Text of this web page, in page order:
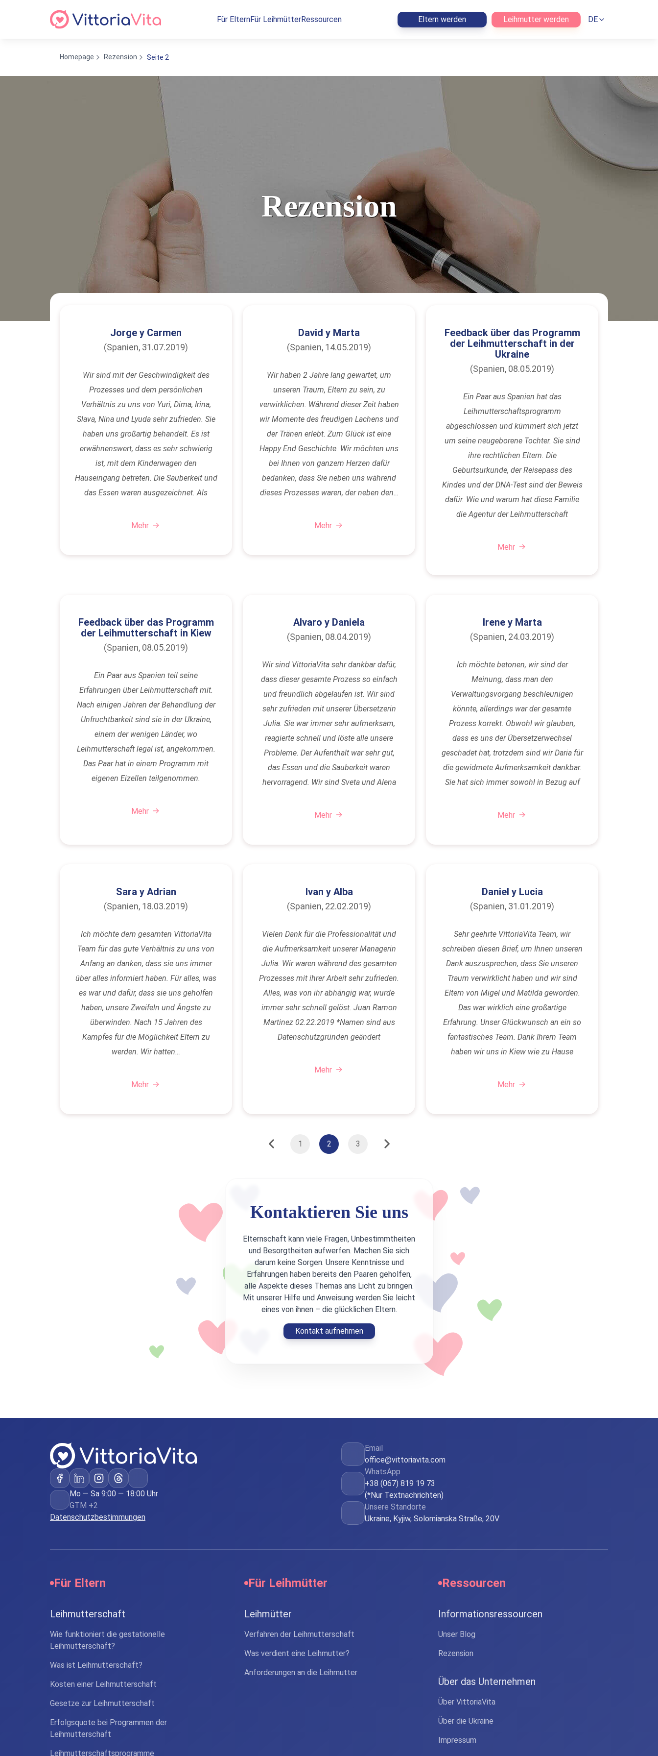
Für ElternFür LeihmütterRessourcen Eltern werden Leihmutter werden DE
Homepage Rezension Seite 2
Rezension
Jorge y Carmen
(Spanien, 31.07.2019)
Wir sind mit der Geschwindigkeit des
Prozesses und dem persönlichen
Verhältnis zu uns von Yuri, Dima, Irina,
Slava, Nina und Lyuda sehr zufrieden. Sie
haben uns großartig behandelt. Es ist
erwähnenswert, dass es sehr schwierig
ist, mit dem Kinderwagen den
Hauseingang betreten. Die Sauberkeit und
das Essen waren ausgezeichnet. Als
die…
Mehr
David y Marta
(Spanien, 14.05.2019)
Wir haben 2 Jahre lang gewartet, um
unseren Traum, Eltern zu sein, zu
verwirklichen. Während dieser Zeit haben
wir Momente des freudigen Lachens und
der Tränen erlebt. Zum Glück ist eine
Happy End Geschichte. Wir möchten uns
bei Ihnen von ganzem Herzen dafür
bedanken, dass Sie neben uns während
dieses Prozesses waren, der neben den…
Mehr
Feedback über das Programm
der Leihmutterschaft in der
Ukraine
(Spanien, 08.05.2019)
Ein Paar aus Spanien hat das
Leihmutterschaftsprogramm
abgeschlossen und kümmert sich jetzt
um seine neugeborene Tochter. Sie sind
ihre rechtlichen Eltern. Die
Geburtsurkunde, der Reisepass des
Kindes und der DNA-Test sind der Beweis
dafür. Wie und warum hat diese Familie
die Agentur der Leihmutterschaft
Mehr
Feedback über das Programm
der Leihmutterschaft in Kiew
(Spanien, 08.05.2019)
Ein Paar aus Spanien teil seine
Erfahrungen über Leihmutterschaft mit.
Nach einigen Jahren der Behandlung der
Unfruchtbarkeit sind sie in der Ukraine,
einem der wenigen Länder, wo
Leihmutterschaft legal ist, angekommen.
Das Paar hat in einem Programm mit
eigenen Eizellen teilgenommen.
Mehr
Alvaro y Daniela
(Spanien, 08.04.2019)
Wir sind VittoriaVita sehr dankbar dafür,
dass dieser gesamte Prozess so einfach
und freundlich abgelaufen ist. Wir sind
sehr zufrieden mit unserer Übersetzerin
Julia. Sie war immer sehr aufmerksam,
reagierte schnell und löste alle unsere
Probleme. Der Aufenthalt war sehr gut,
das Essen und die Sauberkeit waren
hervorragend. Wir sind Sveta und Alena
Mehr
Irene y Marta
(Spanien, 24.03.2019)
Ich möchte betonen, wir sind der
Meinung, dass man den
Verwaltungsvorgang beschleunigen
könnte, allerdings war der gesamte
Prozess korrekt. Obwohl wir glauben,
dass es uns der Übersetzerwechsel
geschadet hat, trotzdem sind wir Daria für
die gewidmete Aufmerksamkeit dankbar.
Sie hat sich immer sowohl in Bezug auf
auf das…
Mehr
Sara y Adrian
(Spanien, 18.03.2019)
Ich möchte dem gesamten VittoriaVita
Team für das gute Verhältnis zu uns von
Anfang an danken, dass sie uns immer
über alles informiert haben. Für alles, was
es war und dafür, dass sie uns geholfen
haben, unsere Zweifeln und Ängste zu
überwinden. Nach 15 Jahren des
Kampfes für die Möglichkeit Eltern zu
werden. Wir hatten…
Mehr
Ivan y Alba
(Spanien, 22.02.2019)
Vielen Dank für die Professionalität und
die Aufmerksamkeit unserer Managerin
Julia. Wir waren während des gesamten
Prozesses mit ihrer Arbeit sehr zufrieden.
Alles, was von ihr abhängig war, wurde
immer sehr schnell gelöst. Juan Ramon
Martinez 02.22.2019 *Namen sind aus
Datenschutzgründen geändert
Mehr
Daniel y Lucia
(Spanien, 31.01.2019)
Sehr geehrte VittoriaVita Team, wir
schreiben diesen Brief, um Ihnen unseren
Dank auszusprechen, dass Sie unseren
Traum verwirklicht haben und wir sind
Eltern von Migel und Matilda geworden.
Das war wirklich eine großartige
Erfahrung. Unser Glückwunsch an ein so
fantastisches Team. Dank Ihrem Team
haben wir uns in Kiew wie zu Hause
Mehr
1 2 3
Kontaktieren Sie uns
Elternschaft kann viele Fragen, Unbestimmtheiten
und Besorgtheiten aufwerfen. Machen Sie sich
darum keine Sorgen. Unsere Kenntnisse und
Erfahrungen haben bereits den Paaren geholfen,
alle Aspekte dieses Themas ans Licht zu bringen.
Mit unserer Hilfe und Anweisung werden Sie leicht
eines von ihnen – die glücklichen Eltern.
Kontakt aufnehmen
Mo — Sa 9:00 — 18:00 Uhr
GTM +2
Datenschutzbestimmungen
Email
office@vittoriavita.com
WhatsApp
+38 (067) 819 19 73
(*Nur Textnachrichten)
Unsere Standorte
Ukraine, Kyjiw, Solomianska Straße, 20V
Für Eltern
Leihmutterschaft
Wie funktioniert die gestationelle
Leihmutterschaft?
Was ist Leihmutterschaft?
Kosten einer Leihmutterschaft
Gesetze zur Leihmutterschaft
Erfolgsquote bei Programmen der
Leihmutterschaft
Leihmutterschaftsprogramme
Für Leihmütter
Leihmütter
Verfahren der Leihmutterschaft
Was verdient eine Leihmutter?
Anforderungen an die Leihmutter
Ressourcen
Informationsressourcen
Unser Blog
Rezension
Über das Unternehmen
Über VittoriaVita
Über die Ukraine
Impressum